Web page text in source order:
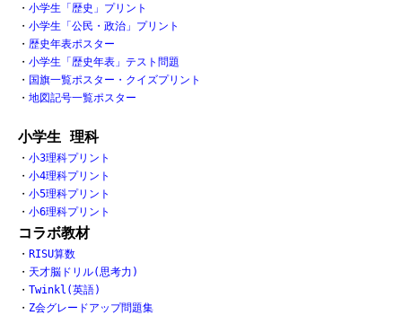
・ 小学生「歴史」プリント
・ 小学生「公民・政治」プリント
・ 歴史年表ポスター
・ 小学生「歴史年表」テスト問題
・ 国旗一覧ポスター・クイズプリント
・ 地図記号一覧ポスター
小学生 理科
・ 小3理科プリント
・ 小4理科プリント
・ 小5理科プリント
・ 小6理科プリント
コラボ教材
・ RISU算数
・ 天才脳ドリル(思考力)
・ Twinkl(英語)
・ Z会グレードアップ問題集